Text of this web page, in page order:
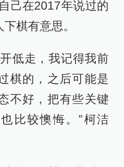
己在2017年说过的
棋有意思。
低走，我记得我前
棋的，之后可能是
不好，把有些关键
比较懊悔。”柯洁